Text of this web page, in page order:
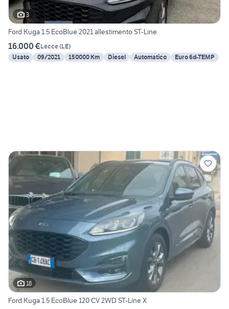
3
Ford Kuga 1.5 EcoBlue 2021 allestimento ST-Line
16.000 €Lecce(LE)
Usato
09/2021 150000 Km Diesel Automatico Euro 6d-TEMP
18
Ford Kuga 1.5 EcoBlue 120 CV 2WD ST-Line X